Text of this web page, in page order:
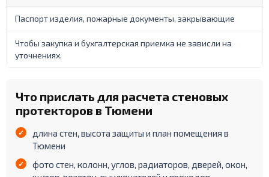
Паспорт изделия, пожарные документы, закрывающие
Чтобы закупка и бухгалтерская приемка не зависли на
уточнениях.
Что прислать для расчета стеновых
протекторов в Тюмени
длина стен, высота защиты и план помещения в
Тюмени
фото стен, колонн, углов, радиаторов, дверей, окон,